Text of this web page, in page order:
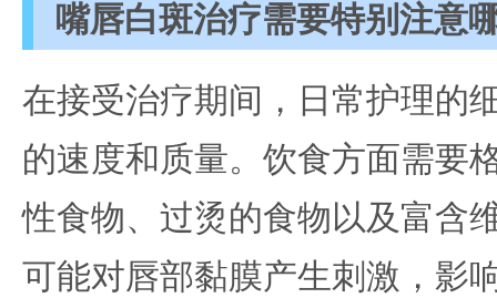
嘴唇白斑治疗需要特别注意
在接受治疗期间，日常护理的
的速度和质量。饮食方面需要
性食物、过烫的食物以及富含
可能对唇部黏膜产生刺激，影